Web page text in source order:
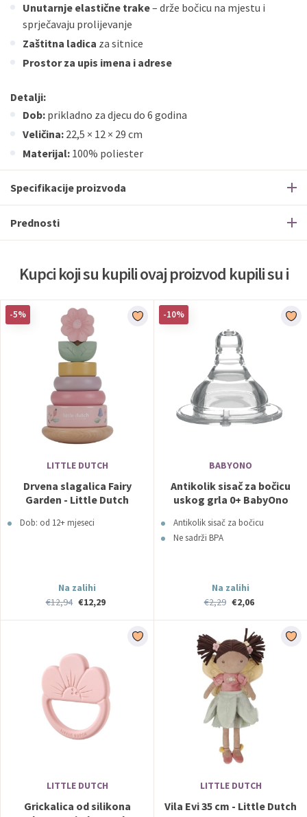
Unutarnje elastične trake– drže bočicu na mjestu i
sprječavaju prolijevanje
Zaštitna ladica za sitnice
Prostor za upis imena i adrese
Detalji:
Dob: prikladno za djecu do 6 godina
Veličina: 22,5 × 12 × 29 cm
Materijal: 100% poliester
Specifikacije proizvoda
Prednosti
Kupci koji su kupili ovaj proizvod kupili su i
-5%
LITTLE DUTCH
Drvena slagalica Fairy
Garden - Little Dutch
Dob: od 12+ mjeseci
Na zalihi
€12,94 €12,29
-10%
BABYONO
Antikolik sisač za bočicu
uskog grla 0+ BabyOno
Antikolik sisač za bočicu
Ne sadrži BPA
Na zalihi
€2,29 €2,06
LITTLE DUTCH
Grickalica od silikona
LITTLE DUTCH
Vila Evi 35 cm - Little Dutch